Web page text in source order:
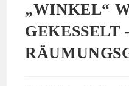
„WINKEL“
GEKESSELT